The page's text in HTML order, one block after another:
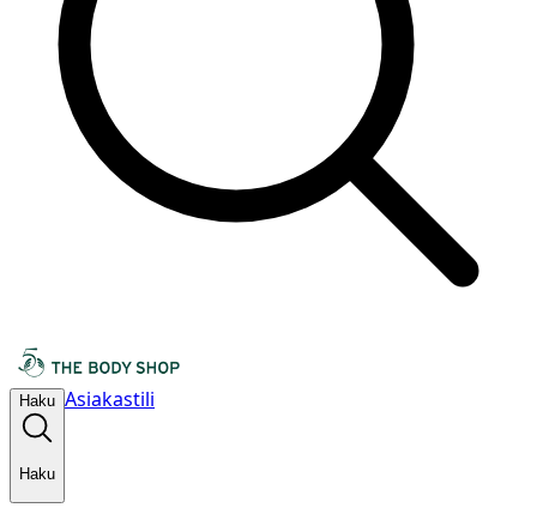
Haku
Haku
Asiakastili